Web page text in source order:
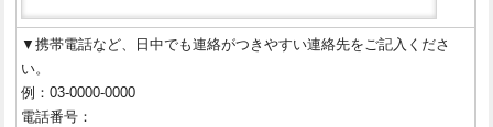
▼携帯電話など、日中でも連絡がつきやすい連絡先をご記入くださ
い。
例：03-0000-0000
電話番号：